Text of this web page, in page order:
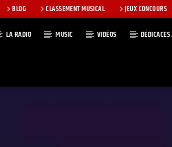
BLOG CLASSEMENT MUSICAL JEUX CONCOURS
LA RADIO MUSIC VIDÉOS